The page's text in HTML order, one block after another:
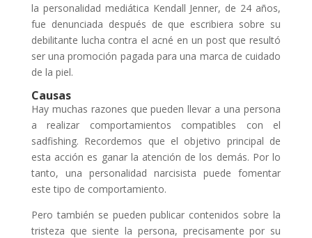
la personalidad mediática Kendall Jenner, de 24 años,
fue denunciada después de que escribiera sobre su
debilitante lucha contra el acné en un post que resultó
ser una promoción pagada para una marca de cuidado
de la piel.
Causas
Hay muchas razones que pueden llevar a una persona
a realizar comportamientos compatibles con el
sadfishing. Recordemos que el objetivo principal de
esta acción es ganar la atención de los demás. Por lo
tanto, una personalidad narcisista puede fomentar
este tipo de comportamiento.
Pero también se pueden publicar contenidos sobre la
tristeza que siente la persona, precisamente por su